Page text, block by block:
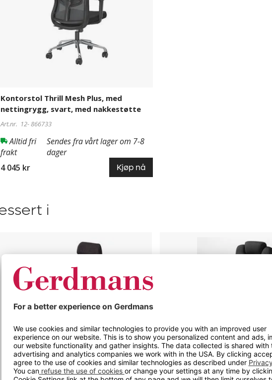
Kontorstol Thrill Mesh Plus, med
nettingrygg, svart, med nakkestøtte
Art.nr. 12-866733
Alltid fri
frakt
Sendes fra vårt lager om 7-8
dager
4 045 kr
Kjøp nå
i